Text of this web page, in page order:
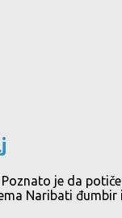
je da
Naribati